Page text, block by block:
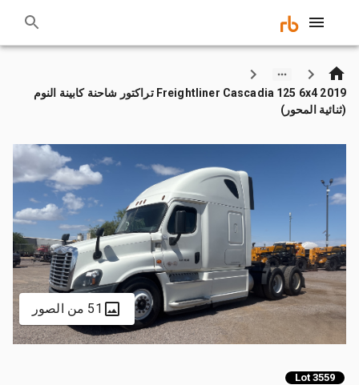
2019 Freightliner Cascadia 125 6x4 تراكتور شاحنة كابينة النوم
(ثنائية المحور)
51 من الصور
Lot 3559